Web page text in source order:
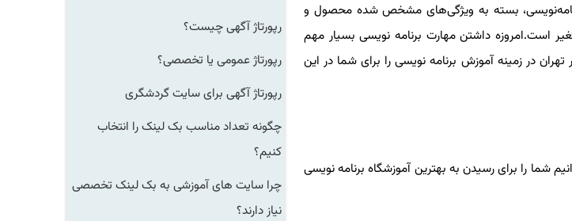
بسته به ویژگی‌های مشخص شده محصول و
است.امروزه داشتن مهارت برنامه نویسی بسیار مهم
در زمینه آموزش برنامه نویسی را برای شما در این
را برای رسیدن به بهترین آموزشگاه برنامه‌ نویسی
رپورتاژ آگهی چیست؟
رپورتاژ عمومی یا تخصصی؟
رپورتاژ آگهی برای سایت گردشگری
چگونه تعداد مناسب بک لینک را انتخاب
کنیم؟
چرا سایت های آموزشی به بک لینک تخصصی
نیاز دارند؟